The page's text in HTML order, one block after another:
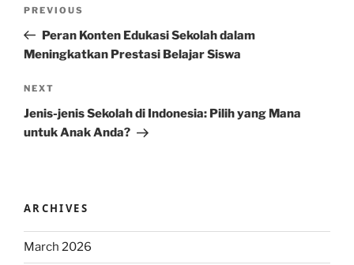
Previous
Post
PREVIOUS
Peran Konten Edukasi Sekolah dalam
Meningkatkan Prestasi Belajar Siswa
Next
Post
NEXT
Jenis-jenis Sekolah di Indonesia: Pilih yang Mana
untuk Anak Anda?
ARCHIVES
March 2026